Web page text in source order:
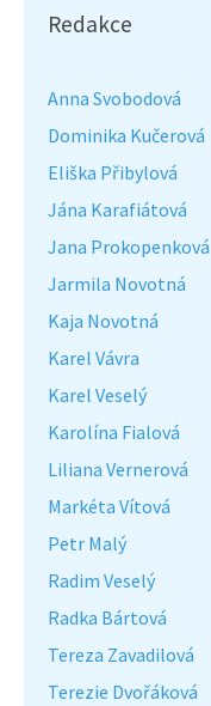
Redakce
Anna Svobodová
Dominika Kučerová
Eliška Přibylová
Jána Karafiátová
Jana Prokopenková
Jarmila Novotná
Kaja Novotná
Karel Vávra
Karel Veselý
Karolína Fialová
Liliana Vernerová
Markéta Vítová
Petr Malý
Radim Veselý
Radka Bártová
Tereza Zavadilová
Terezie Dvořáková